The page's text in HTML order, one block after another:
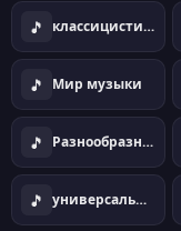
🎵 классицистическо
🎵 Мир музыки
🎵 Разнообразная музыка
🎵 универсальный